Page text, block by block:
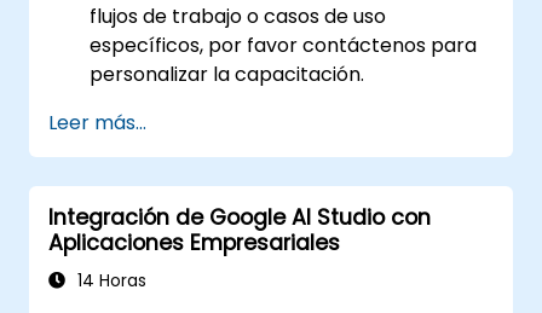
flujos de trabajo o casos de uso
específicos, por favor contáctenos para
personalizar la capacitación.
Leer más...
Integración de Google AI Studio con
Aplicaciones Empresariales
14 Horas